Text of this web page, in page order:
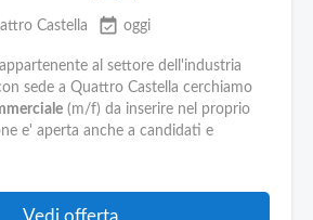
Castella event_available oggi
al settore dell'industria
sede a Quattro Castella cerchiamo
(m/f) da inserire nel proprio
e' aperta anche a candidati e
Vedi offerta